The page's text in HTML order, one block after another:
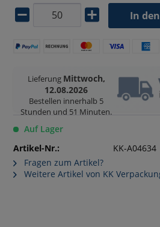
Lieferung Mittwoch,
12.08.2026
Bestellen innerhalb 5
Stunden und 51 Minuten.
In den
Auf Lager
Artikel-Nr.:
KK-A04634
Fragen zum Artikel?
Weitere Artikel von KK